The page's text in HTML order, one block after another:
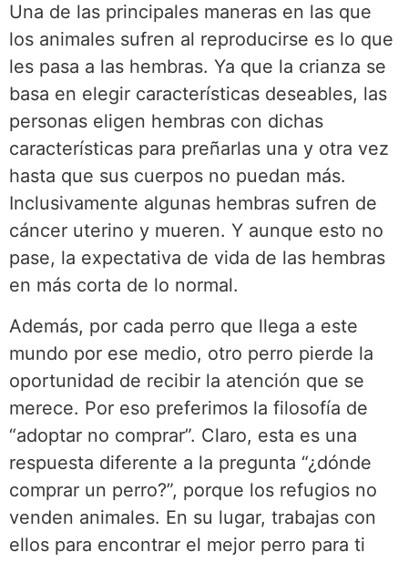
Una de las principales maneras en las que
los animales sufren al reproducirse es lo que
les pasa a las hembras. Ya que la crianza se
basa en elegir características deseables, las
personas eligen hembras con dichas
características para preñarlas una y otra vez
hasta que sus cuerpos no puedan más.
Inclusivamente algunas hembras sufren de
cáncer uterino y mueren. Y aunque esto no
pase, la expectativa de vida de las hembras
en más corta de lo normal.
Además, por cada perro que llega a este
mundo por ese medio, otro perro pierde la
oportunidad de recibir la atención que se
merece. Por eso preferimos la filosofía de
“adoptar no comprar”. Claro, esta es una
respuesta diferente a la pregunta “¿dónde
comprar un perro?”, porque los refugios no
venden animales. En su lugar, trabajas con
ellos para encontrar el mejor perro para ti